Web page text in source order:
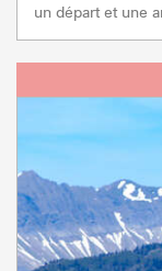
un départ et une